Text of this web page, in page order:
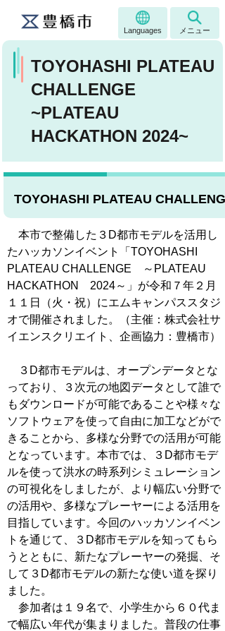
Languages メニュー
TOYOHASHI PLATEAU
CHALLENGE
~PLATEAU
HACKATHON 2024~
TOYOHASHI PLATEAU
本市で整備した３D都市モデルを活用し
たハッカソンイベント「TOYOHASHI
PLATEAU CHALLENGE ～PLATEAU
HACKATHON 2024～」が令和７年２月
１１日（火・祝）にエムキャンパススタジ
オで開催されました。（主催：株式会社サ
イエンスクリエイト、企画協力：豊橋市）
３D都市モデルは、オープンデータとな
っており、３次元の地図データとして誰で
もダウンロードが可能であることや様々な
ソフトウェアを使って自由に加工などがで
きることから、多様な分野での活用が可能
となっています。本市では、３D都市モデ
ルを使って洪水の時系列シミュレーション
の可視化をしましたが、より幅広い分野で
の活用や、多様なプレーヤーによる活用を
目指しています。今回のハッカソンイベン
トを通じて、３D都市モデルを知ってもら
うとともに、新たなプレーヤーの発掘、そ
して３D都市モデルの新たな使い道を探り
ました。
参加者は１９名で、小学生から６０代ま
で幅広い年代が集まりました。普段の仕事